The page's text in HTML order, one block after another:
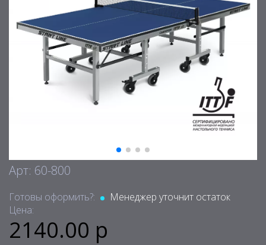
Арт: 60-800
Готовы оформить?:
Менеджер уточнит остаток
Цена:
2140.00 р